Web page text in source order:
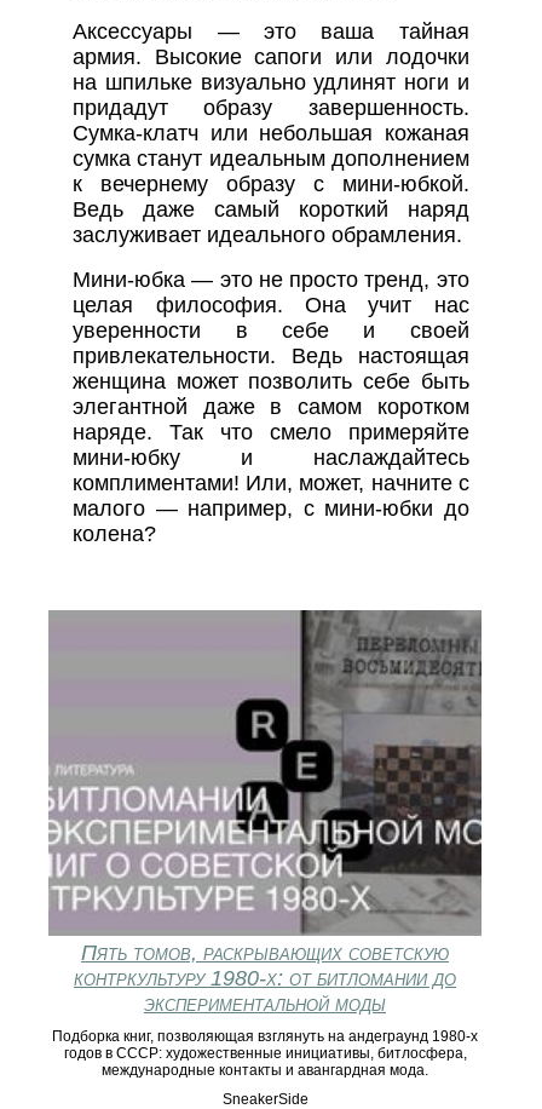
Аксессуары — это ваша тайная
армия. Высокие сапоги или лодочки
на шпильке визуально удлинят ноги и
придадут образу завершенность.
Сумка-клатч или небольшая кожаная
сумка станут идеальным дополнением
к вечернему образу с мини-юбкой.
Ведь даже самый короткий наряд
заслуживает идеального обрамления.
Мини-юбка — это не просто тренд, это
целая философия. Она учит нас
уверенности в себе и своей
привлекательности. Ведь настоящая
женщина может позволить себе быть
элегантной даже в самом коротком
наряде. Так что смело примеряйте
мини-юбку и наслаждайтесь
комплиментами! Или, может, начните с
малого — например, с мини-юбки до
колена?
Пять томов, раскрывающих советскую
контркультуру 1980‑х: от битломании до
экспериментальной моды
Подборка книг, позволяющая взглянуть на андеграунд 1980‑х
годов в СССР: художественные инициативы, битлосфера,
международные контакты и авангардная мода.
SneakerSide